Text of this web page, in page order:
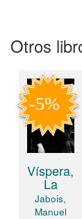
Otros
Víspera,
La
Jabois,
Manuel